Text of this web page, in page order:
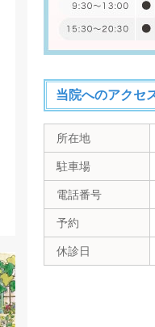
当院へのアクセ
所在地
駐車場
電話番号
予約
休診日